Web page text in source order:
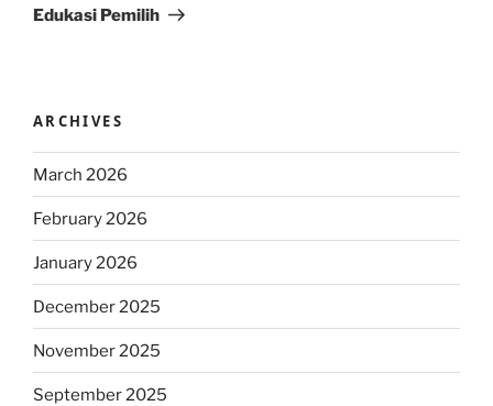
Edukasi Pemilih
ARCHIVES
March 2026
February 2026
January 2026
December 2025
November 2025
September 2025